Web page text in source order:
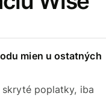
mien u ostatných
skryté poplatky, iba